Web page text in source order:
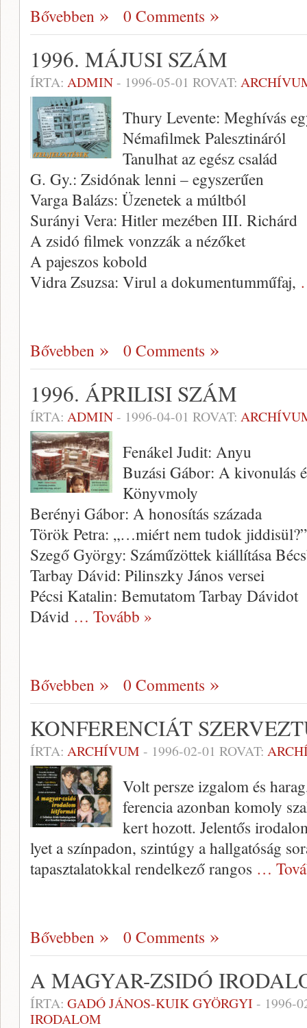
Bővebben 0 Comments
1996. MÁJUSI SZÁM
ÍRTA: ADMIN- 1996-05-01 ROVAT:
Thury Levente: Meghívás
Némafilmek Palesztináról
Tanulhat az egész család
G. Gy.: Zsidónak lenni – egyszerűen
Varga Balázs: Üzenetek a múltból
Surányi Vera: Hitler mezében III. Richárd
A zsidó filmek vonzzák a nézőket
A pajeszos kobold
Vidra Zsuzsa: Virul a dokumentum­műfaj,
Bővebben 0 Comments
1996. ÁPRILISI SZÁM
ÍRTA: ADMIN- 1996-04-01 ROVAT:
Fenákel Judit: Anyu
Buzási Gábor: A kivonulás
Könyvmoly
Berényi Gábor: A honosítás százada
Török Petra: „…miért nem tudok jiddisül?”
Szegő György: Száműzöttek kiállítása
Tarbay Dávid: Pilinszky János versei
Pécsi Katalin: Bemutatom Tarbay Dávidot
Dávid … Tovább »
Bővebben 0 Comments
KONFERENCIÁT
ÍRTA: ARCHÍVUM - 1996-02-01 ROVAT:
Volt persze izgalom és
ferencia azonban komoly
kert hozott. Jelentős
lyet a színpadon, szintúgy a hallgatóság
tapasztalatokkal rendelkező rangos …
Bővebben 0 Comments
A MAGYAR-ZSIDÓ
ÍRTA: GADÓ JÁNOS-KUIK GYÖRGYI - 1996-
IRODALOM